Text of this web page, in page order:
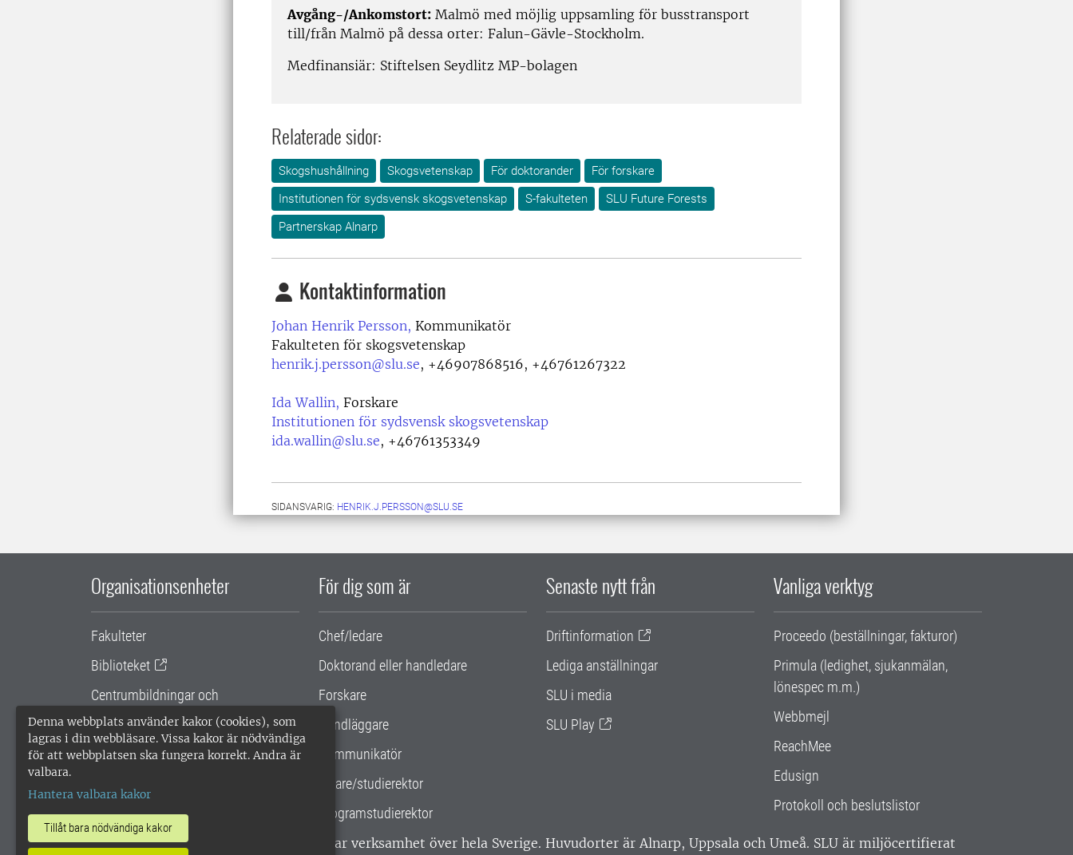
Denna webbplats använder kakor (cookies), som
lagras i din webbläsare. Vissa kakor är nödvändiga
för att webbplatsen ska fungera korrekt. Andra är
valbara.
Hantera valbara kakor
Tillåt bara nödvändiga kakor
Avgång-/Ankomstort: Malmö med möjlig uppsamling för busstransport
till/från Malmö på dessa orter: Falun-Gävle-Stockholm.
Medfinansiär: Stiftelsen Seydlitz MP-bolagen
Relaterade sidor:
Skogshushållning Skogsvetenskap För doktorander
För forskare
Institutionen för sydsvensk skogsvetenskap
S-fakulteten
SLU Future Forests
Partnerskap Alnarp
Kontaktinformation
Johan Henrik Persson, Kommunikatör
Fakulteten för skogsvetenskap
henrik.j.persson@slu.se, +46907868516, +46761267322
Ida Wallin, Forskare
Institutionen för sydsvensk skogsvetenskap
ida.wallin@slu.se, +46761353349
SIDANSVARIG: HENRIK.J.PERSSON@SLU.SE
Organisationsenheter
Fakulteter
Biblioteket
Centrumbildningar och
samarbetsprojekt
Gemensamma verksamhetsstödet
För dig som är
Chef/ledare
Doktorand eller handledare
Forskare
Handläggare
Kommunikatör
Lärare/studierektor
Programstudierektor
Senaste nytt från
Driftinformation
Lediga anställningar
SLU i media
SLU Play
Vanliga verktyg
Proceedo (beställningar, fakturor)
Primula (ledighet, sjukanmälan,
lönespec m.m.)
Webbmejl
ReachMee
Edusign
Protokoll och beslutslistor
SLU, Sveriges lantbruksuniversitet, har verksamhet över hela Sverige. Huvudorter är Alnarp, Uppsala och Umeå. SLU är miljöcertifierat